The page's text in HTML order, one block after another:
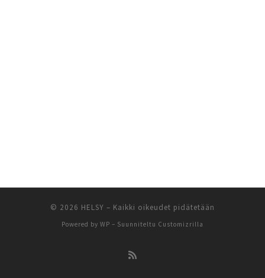
© 2026 HELSY – Kaikki oikeudet pidätetään
Powered by WP – Suunniteltu Customizrilla